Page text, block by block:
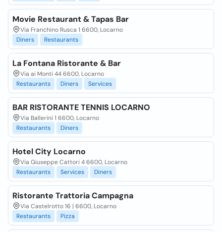
Movie Restaurant & Tapas Bar
Via Franchino Rusca 1 6600, Locarno
Diners
Restaurants
La Fontana Ristorante & Bar
Via ai Monti 44 6600, Locarno
Restaurants
Diners Services
BAR RISTORANTE TENNIS LOCARNO
Via Ballerini 1 6600, Locarno
Restaurants
Diners
Hotel City Locarno
Via Giuseppe Cattori 4 6600, Locarno
Restaurants
Services Diners
Ristorante Trattoria Campagna
Via Castelrotto 16 | 6600, Locarno
Restaurants
Pizza